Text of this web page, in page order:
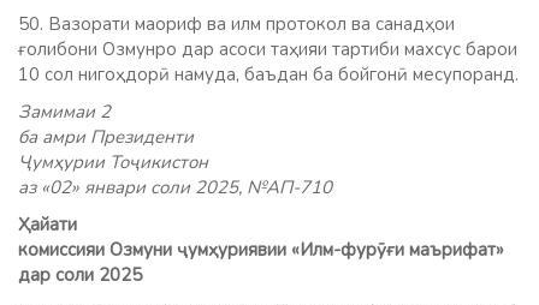
50. Вазорати маориф ва илм протокол ва санадҳои
ғолибони Озмунро дар асоси таҳияи тартиби махсус барои
10 сол нигоҳдорӣ намуда, баъдан ба бойгонӣ месупоранд.
Замимаи 2
ба амри Президенти
Ҷумҳурии Тоҷикистон
аз «02» январи соли 2025, №АП-710
Ҳайати
комиссияи Озмуни ҷумҳуриявии «Илм-фурӯғи маърифат»
дар соли 2025